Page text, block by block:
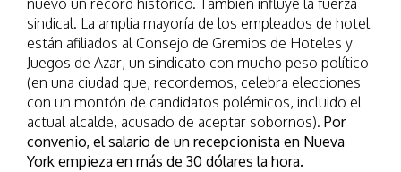
nuevo un récord histórico. También influye la fuerza
sindical. La amplia mayoría de los empleados de hotel
están afiliados al Consejo de Gremios de Hoteles y
Juegos de Azar, un sindicato con mucho peso político
(en una ciudad que, recordemos, celebra elecciones
con un montón de candidatos polémicos, incluido el
actual alcalde, acusado de aceptar sobornos). Por
convenio, el salario de un recepcionista en Nueva
York empieza en más de 30 dólares la hora.